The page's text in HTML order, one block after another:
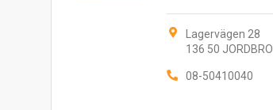
Lagervägen 28
136 50 JORDBRO
08-50410040